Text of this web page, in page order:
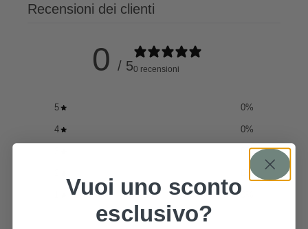
Recensioni dei clienti
0 / 50 recensioni
5 0%
4 0%
%
%
0
Vuoi uno sconto
esclusivo?